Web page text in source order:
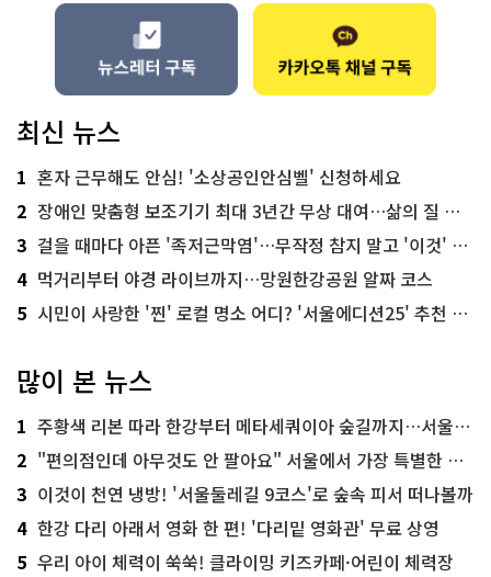
최신 뉴스
1 혼자 근무해도 안심! '소상공인안심벨' 신청하세요
2 장애인 맞춤형 보조기기 최대 3년간 무상 대여…삶의 질 높인다
3 걸을 때마다 아픈 '족저근막염'…무작정 참지 말고 '이것' 해보세요!
4 먹거리부터 야경 라이브까지…망원한강공원 알짜 코스
5 시민이 사랑한 '찐' 로컬 명소 어디? '서울에디션25' 추천 코스
많이 본 뉴스
1 주황색 리본 따라 한강부터 메타세쿼이아 숲길까지…서울둘레길 15코스
2 "편의점인데 아무것도 안 팔아요" 서울에서 가장 특별한 편의점의 정체
3 이것이 천연 냉방! '서울둘레길 9코스'로 숲속 피서 떠나볼까
4 한강 다리 아래서 영화 한 편! '다리밑 영화관' 무료 상영
5 우리 아이 체력이 쑥쑥! 클라이밍 키즈카페·어린이 체력장